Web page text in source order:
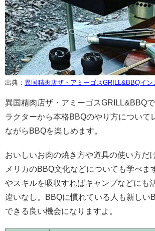
出典： 異国精肉店ザ・アミーゴスGRILL&BBQイン
異国精肉店ザ・アミーゴスGRILL&BBQ
ラクターから本格BBQのやり方について
ながらBBQを楽しめます。
おいしいお肉の焼き方や道具の使い方だ
メリカのBBQ文化などについても学べま
やスキルを吸収すればキャンプなどにも
違いなし。BBQに慣れている人も新しい
できる良い機会になりますよ。